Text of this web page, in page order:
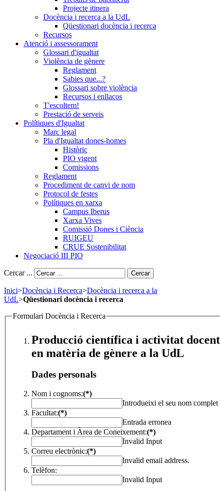
Projecte itinera
Docència i recerca a la UdL
Qüestionari docència i recerca
Recursos
Atenció i assessorament
Glossari d'igualtat
Violència de gènere
Reglament
Sabies que...?
Glossari sobre violència
Recursos i enllaços
T'escoltem!
Prestació de serveis
Polítiques d'Igualtat
Marc legal
Pla d'Igualtat dones-homes
Històric
PIO vigent
Comissions
Reglament
Procediment de canvi de nom
Protocol de festes
Polítiques en xarxa
Campus Iberus
Xarxa Vives
Comissió Dones i Ciència
RUIGEU
CRUE Sostenibilitat
Negociació III PIO
Cercar ... Cercar
Inici>Docència i Recerca>Docència i recerca a la
UdL>Qüestionari docència i recerca
Formulari Docència i Recerca
Producció científica i activitat docent
en matèria de gènere a la UdL
Dades personals
Nom i cognoms:(*)
Introdueixi el seu nom complet
Facultat:(*)
Entrada erronea
Departament i Àrea de Coneixement:(*)
Invalid Input
Correu electrònic:(*)
Invalid email address.
Telèfon:
Invalid Input